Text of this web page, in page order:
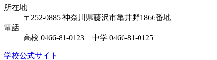
所在地
〒252-0885 神奈川県藤沢市亀井野1866番地
電話
高校 0466-81-0123 中学 0466-81-0125
学校公式サイト